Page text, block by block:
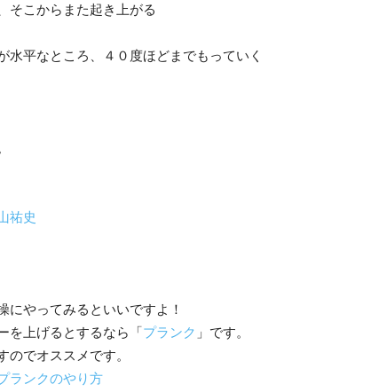
そこからまた起き上がる
水平なところ、４０度ほどまでもっていく
祐史
にやってみるといいですよ！
を上げるとするなら「プランク 」です。
でオススメです。
ランクのやり方